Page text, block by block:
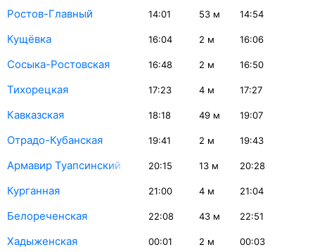
Ростов-Главный 14:01 53 м 14:54
Кущёвка 16:04 2 м 16:06
Сосыка-Ростовская 16:48 2 м 16:50
Тихорецкая 17:23 4 м 17:27
Кавказская 18:18 49 м 19:07
Отрадо-Кубанская 19:41 2 м 19:43
Армавир Туапсинский 20:15 13 м 20:28
Курганная 21:00 4 м 21:04
Белореченская 22:08 43 м 22:51
Хадыженская 00:01 2 м 00:03